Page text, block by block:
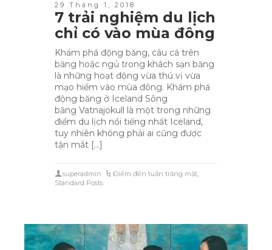
29 Tháng 1, 2018
7 trải nghiệm du lịch
chỉ có vào mùa đông
Khám phá động băng, câu cá trên
băng hoặc ngủ trong khách sạn băng
là những hoạt động vừa thú vị vừa
mạo hiểm vào mùa đông. Khám phá
động băng ở Iceland Sông
băng Vatnajökull là một trong những
điểm du lịch nổi tiếng nhất Iceland,
tuy nhiên không phải ai cũng được
tận mắt […]
superadmin Điểm đến tuần trăng mật,
Standard Posts